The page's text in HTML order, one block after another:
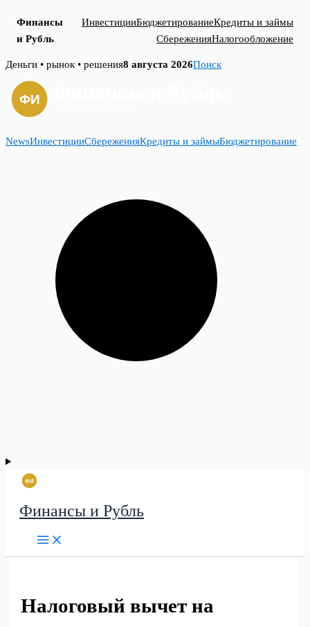
Финансы
и Рубль
ИнвестицииБюджетированиеКредиты и займы
СбереженияНалогообложение
Skip
content
Деньги • рынок • решения8 августа 2026Поиск
NewsИнвестицииСбереженияКредиты и займыБюджетирование
Финансы и Рубль
Налоговый вычет на